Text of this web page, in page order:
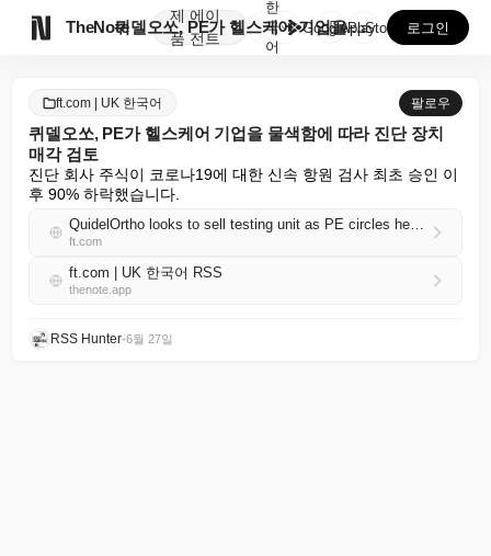
TheNote
제
품
에이
전트
퀴델오쏘, PE가 헬스케어 기업을 물색함에 따라 진단 ...
한
국
어
GooglePlay
AppStore 로그인
ft.com | UK 한국어 팔로우
퀴델오쏘, PE가 헬스케어 기업을 물색함에 따라 진단 장치
매각 검토
진단 회사 주식이 코로나19에 대한 신속 항원 검사 최초 승인 이
후 90% 하락했습니다.
QuidelOrtho looks to sell testing unit as PE circles healthcare companies
ft.com
ft.com | UK 한국어 RSS
thenote.app
RSS Hunter•6월 27일